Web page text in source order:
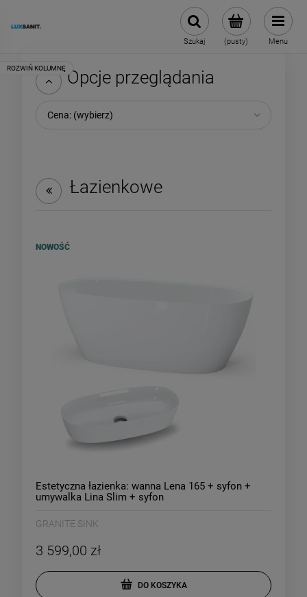
(pusty)
Szukaj Menu
Opcje przeglądania
Cena: (wybierz)
Łazienkowe
Estetyczna łazienka: wanna Lena 165 + syfon +
umywalka Lina Slim + syfon
GRANITE SINK
3 599,00 zł
DO KOSZYKA
NOWOŚĆ